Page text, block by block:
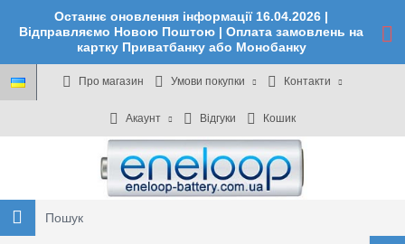
Останнє оновлення інформації 16.04.2026 |
Відправляємо Новою Поштою | Оплата замовлень на
картку Приватбанку або Монобанку
Про магазин Умови покупки Контакти
Акаунт Відгуки Кошик